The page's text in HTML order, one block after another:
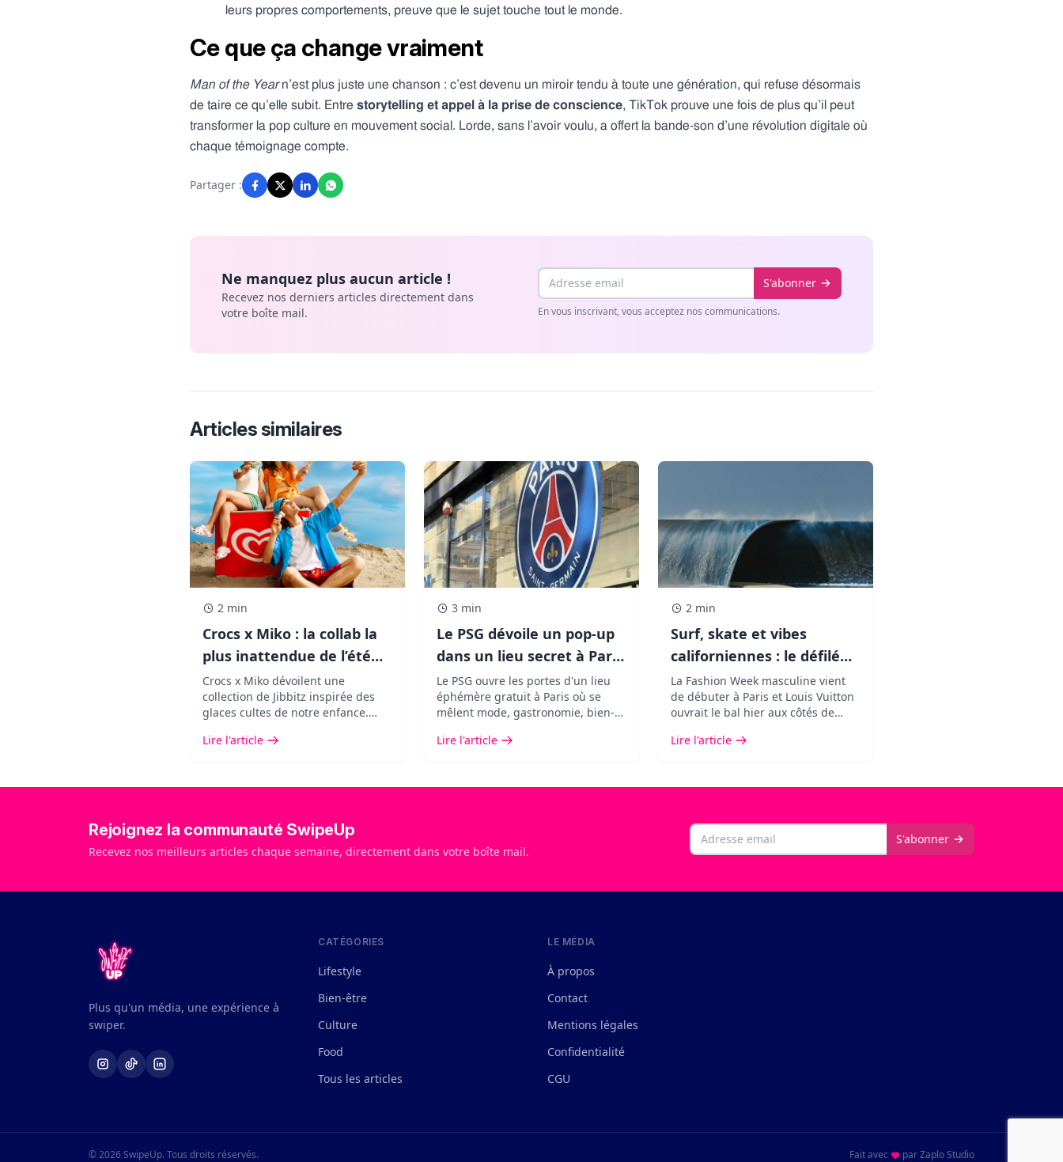
leurs propres comportements, preuve que le sujet touche tout le monde.
Ce que ça change vraiment
Man of the Yearn’est plus juste une chanson : c’est devenu un miroir tendu à toute une génération, qui refuse désormais
de taire ce qu’elle subit. Entre storytelling et appel à la prise de conscience, TikTok prouve une fois de plus qu’il peut
transformer la pop culture en mouvement social. Lorde, sans l’avoir voulu, a offert la bande-son d’une révolution digitale où
chaque témoignage compte.
Partager :
Ne manquez plus aucun article !
Recevez nos derniers articles directement dans
votre boîte mail.
Email S'abonner
En vous inscrivant, vous acceptez nos communications.
Articles similaires
2 min
Crocs x Miko : la collab la
plus inattendue de l’été
qui transforme vos
chaussures
Crocs x Miko dévoilent une
collection de Jibbitz inspirée des
glaces cultes de notre enfance.
customiser ses chaussures avec
Lire l'article
3 min
Le PSG dévoile un pop-up
dans un lieu secret à Paris
et les fans de The Weeknd
vont adorer !
Le PSG ouvre les portes d'un lieu
éphémère gratuit à Paris où se
mêlent mode, gastronomie, bien-
expérience immersive à découvrir
Lire l'article
2 min
Surf, skate et vibes
californiennes : le défilé
Louis Vuitton crée le buzz
avec son décor XXL !
La Fashion Week masculine vient
de débuter à Paris et Louis Vuitton
ouvrait le bal hier aux côtés de
et invités de marque.
Lire l'article
Rejoignez la communauté SwipeUp
Recevez nos meilleurs articles chaque semaine, directement dans votre boîte mail.
Email S'abonner
Plus qu'un média, une expérience à
swiper.
CATÉGORIES
Lifestyle
Bien-être
Culture
Food
Tous les articles
LE MÉDIA
À propos
Contact
Mentions légales
Confidentialité
CGU
© 2026 SwipeUp. Tous droits réservés. Fait avec parZaplo Studio